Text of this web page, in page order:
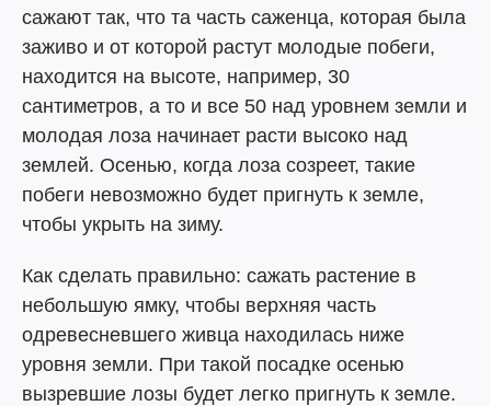
сажают так, что та часть саженца, которая была
заживо и от которой растут молодые побеги,
находится на высоте, например, 30
сантиметров, а то и все 50 над уровнем земли и
молодая лоза начинает расти высоко над
землей. Осенью, когда лоза созреет, такие
побеги невозможно будет пригнуть к земле,
чтобы укрыть на зиму.
Как сделать правильно: сажать растение в
небольшую ямку, чтобы верхняя часть
одревесневшего живца находилась ниже
уровня земли. При такой посадке осенью
вызревшие лозы будет легко пригнуть к земле.